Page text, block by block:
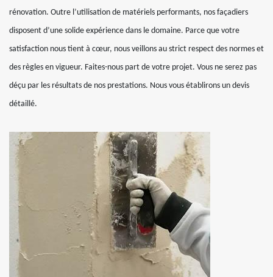
rénovation. Outre l’utilisation de matériels performants, nos façadiers
disposent d’une solide expérience dans le domaine. Parce que votre
satisfaction nous tient à cœur, nous veillons au strict respect des normes et
des règles en vigueur. Faites-nous part de votre projet. Vous ne serez pas
déçu par les résultats de nos prestations. Nous vous établirons un devis
détaillé.